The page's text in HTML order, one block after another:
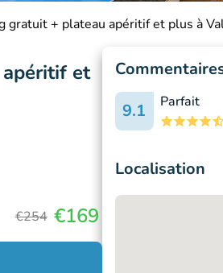
+ plateau apéritif et plus à
et
€254 €169
9.1
Parfait
Localisation